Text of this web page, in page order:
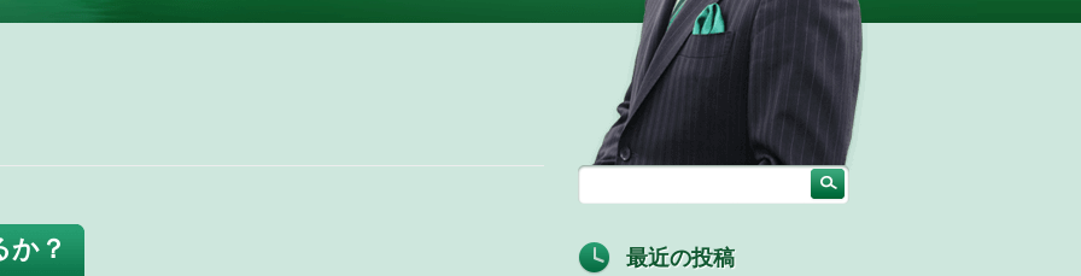
か？ 最近の投稿